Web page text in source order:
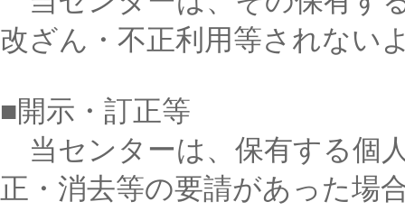
改ざん・不正利用等されない
■開示・訂正等
当センターは、保有する個
正・消去等の要請があった場